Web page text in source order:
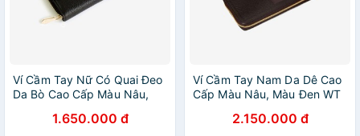
Ví Cầm Tay Nữ Có Quai Đeo
Da Bò Cao Cấp Màu Nâu,
0907331.650.000 đ
Ví Cầm Tay Nam Da Dê Cao
Cấp Màu Nâu, Màu Đen WT
2.150.000 đ